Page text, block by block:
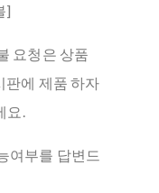
]
요청은 상품
판에 제품 하자
.
여부를 답변드